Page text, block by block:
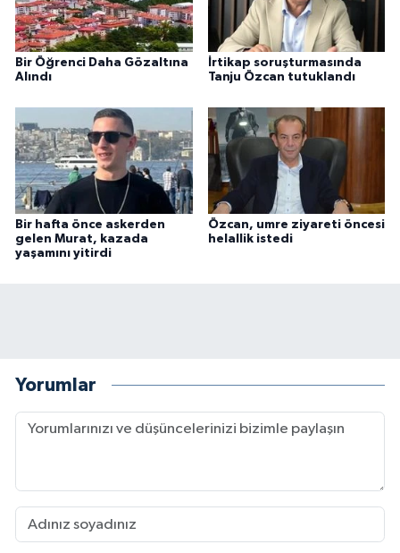
Bir Öğrenci Daha Gözaltına
Alındı
İrtikap soruşturmasında
Tanju Özcan tutuklandı
Bir hafta önce askerden
gelen Murat, kazada
yaşamını yitirdi
Özcan, umre ziyareti öncesi
helallik istedi
Yorumlar